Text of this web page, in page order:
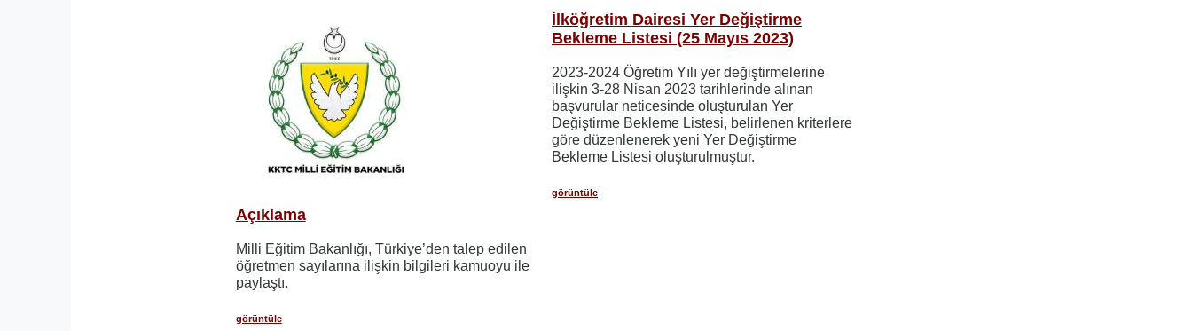
Açıklama
Milli Eğitim Bakanlığı, Türkiye’den talep edilen
öğretmen sayılarına ilişkin bilgileri kamuoyu ile
paylaştı.
görüntüle
İlköğretim Dairesi Yer Değiştirme
Bekleme Listesi (25 Mayıs 2023)
2023-2024 Öğretim Yılı yer değiştirmelerine
ilişkin 3-28 Nisan 2023 tarihlerinde alınan
başvurular neticesinde oluşturulan Yer
Değiştirme Bekleme Listesi, belirlenen kriterlere
göre düzenlenerek yeni Yer Değiştirme
Bekleme Listesi oluşturulmuştur.
görüntüle